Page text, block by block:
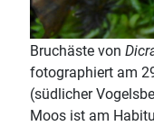
Bruchäste von
fotographiert am
(südlicher
Moos ist am